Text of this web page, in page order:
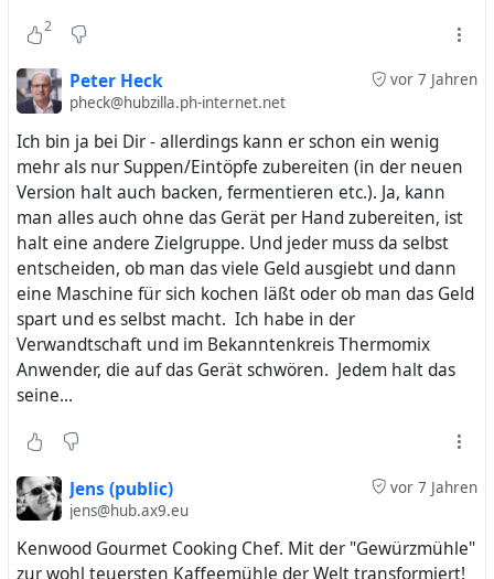
2
vor 7 Jahren
Peter Heck
pheck@hubzilla.ph-internet.net
Ich bin ja bei Dir - allerdings kann er schon ein wenig
mehr als nur Suppen/Eintöpfe zubereiten (in der neuen
Version halt auch backen, fermentieren etc.). Ja, kann
man alles auch ohne das Gerät per Hand zubereiten, ist
halt eine andere Zielgruppe. Und jeder muss da selbst
entscheiden, ob man das viele Geld ausgiebt und dann
eine Maschine für sich kochen läßt oder ob man das Geld
spart und es selbst macht. Ich habe in der
Verwandtschaft und im Bekanntenkreis Thermomix
Anwender, die auf das Gerät schwören. Jedem halt das
seine...
vor 7 Jahren
Jens (public)
jens@hub.ax9.eu
Kenwood Gourmet Cooking Chef. Mit der "Gewürzmühle"
zur wohl teuersten Kaffeemühle der Welt transformiert!